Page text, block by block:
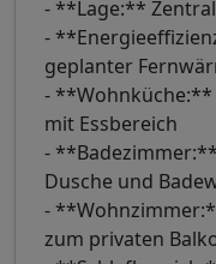
- **Lage:**
-
geplanter
-
mit Essbereich
-
Dusche und
-
zum privaten